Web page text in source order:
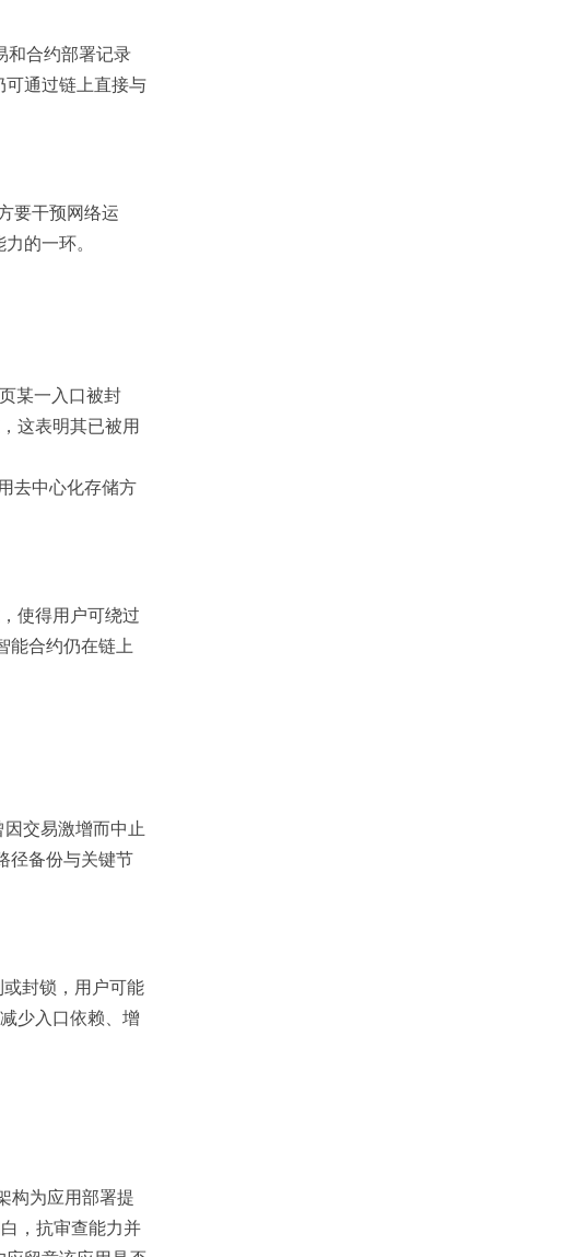
和合约部署记录
可通过链上直接与
要干预网络运
的一环。
某一入口被封
这表明其已被用
去中心化存储方
使得用户可绕过
能合约仍在链上
交易激增而中止
径备份与关键节
封锁，用户可能
少入口依赖、增
构为应用部署提
，抗审查能力并